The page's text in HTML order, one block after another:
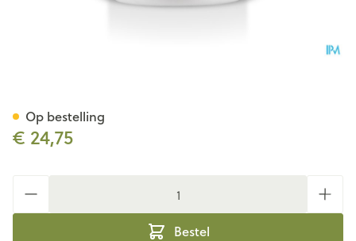
€ 24,75
Bestel
Op bestelling